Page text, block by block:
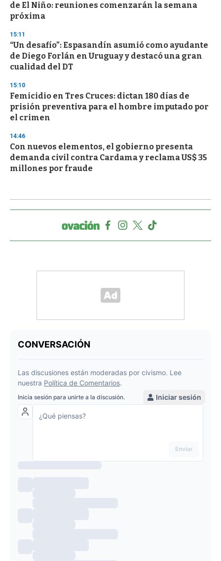
de El Niño: reuniones comenzarán la semana
próxima
15:11
“Un desafío”: Espasandín asumió como ayudante
de Diego Forlán en Uruguay y destacó una gran
cualidad del DT
15:10
Femicidio en Tres Cruces: dictan 180 días de
prisión preventiva para el hombre imputado por
el crimen
14:46
Con nuevos elementos, el gobierno presenta
demanda civil contra Cardama y reclama US$ 35
millones por fraude